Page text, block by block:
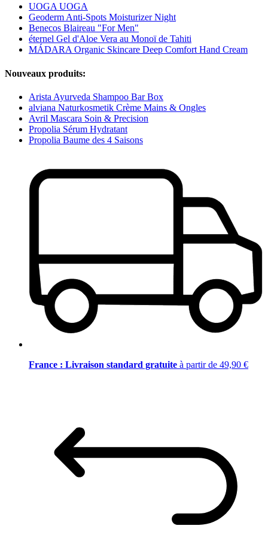
UOGA UOGA
Geoderm Anti-Spots Moisturizer Night
Benecos Blaireau "For Men"
éternel Gel d'Aloe Vera au Monoï de Tahiti
MÁDARA Organic Skincare Deep Comfort Hand Cream
Nouveaux produits:
Arista Ayurveda Shampoo Bar Box
alviana Naturkosmetik Crème Mains & Ongles
Avril Mascara Soin & Precision
Propolia Sérum Hydratant
Propolia Baume des 4 Saisons
France : Livraison standard gratuite à partir de 49,90 €